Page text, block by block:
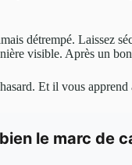
détrempé. Laissez
visible. Après un
Et il vous
le marc de